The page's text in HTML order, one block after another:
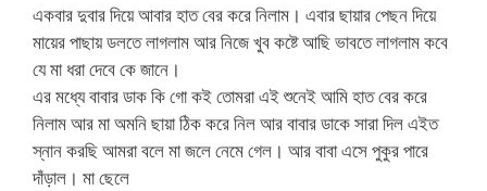
একবার দুবার দিয়ে আবার হাত বের করে নিলাম। এবার ছায়ার পেছন দিয়ে
মায়ের পাছায় ডলতে লাগলাম আর নিজে খুব কষ্টে আছি ভাবতে লাগলাম কবে
যে মা ধরা দেবে কে জানে।
এর মধ্যে বাবার ডাক কি গো কই তোমরা এই শুনেই আমি হাত বের করে
নিলাম আর মা অমনি ছায়া ঠিক করে নিল আর বাবার ডাকে সারা দিল এইত
স্নান করছি আমরা বলে মা জলে নেমে গেল। আর বাবা এসে পুকুর পারে
দাঁড়াল। মা ছেলে